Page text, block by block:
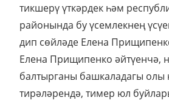
тикшерү үткәрдек һәм
районында бу үсемлекнең
дип сөйләде Елена
Елена Прищипенко әйтүенчә,
балтырганы башкаладагы олы
тирәләрендә, тимер юл